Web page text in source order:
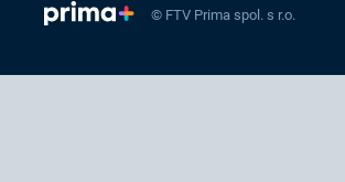
© FTV Prima spol. s r.o.